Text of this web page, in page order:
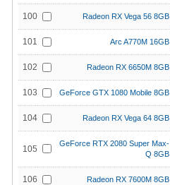
100 Radeon RX Vega 56 8GB
101 Arc A770M 16GB
102 Radeon RX 6650M 8GB
103 GeForce GTX 1080 Mobile 8GB
104 Radeon RX Vega 64 8GB
105
GeForce RTX 2080 Super Max-
Q 8GB
106 Radeon RX 7600M 8GB